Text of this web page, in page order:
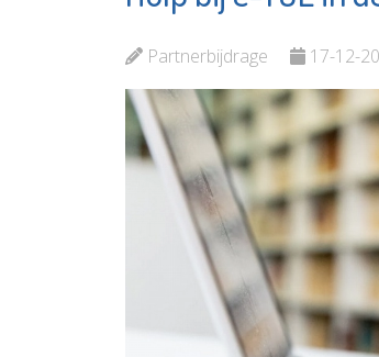
Partnerbijdrage 17-12-